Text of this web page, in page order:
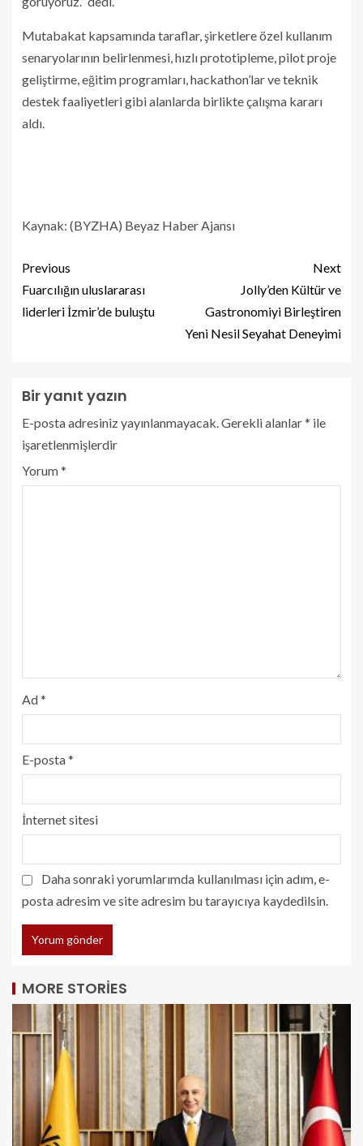
Mutabakat kapsamında taraflar, şirketlere özel kullanım
senaryolarının belirlenmesi, hızlı prototipleme, pilot proje
geliştirme, eğitim programları, hackathon’lar ve teknik
destek faaliyetleri gibi alanlarda birlikte çalışma kararı
aldı.
Kaynak: (BYZHA) Beyaz Haber Ajansı
Previous
Fuarcılığın uluslararası
liderleri İzmir’de buluştu
Next
Jolly’den Kültür ve
Gastronomiyi Birleştiren
Yeni Nesil Seyahat Deneyimi
Bir yanıt yazın
E-posta adresiniz yayınlanmayacak. Gerekli alanlar* ile
işaretlenmişlerdir
Yorum*
Ad*
E-posta*
İnternet sitesi
Daha sonraki yorumlarımda kullanılması için adım, e-
posta adresim ve site adresim bu tarayıcıya kaydedilsin.
MORE STORIES